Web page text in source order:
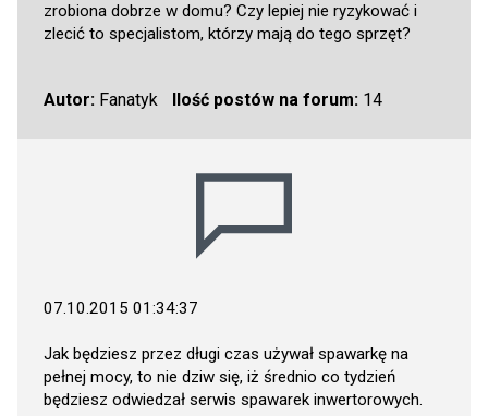
zrobiona dobrze w domu? Czy lepiej nie ryzykować i
zlecić to specjalistom, którzy mają do tego sprzęt?
Autor: Fanatyk Ilość postów na forum:14
07.10.2015 01:34:37
Jak będziesz przez długi czas używał spawarkę na
pełnej mocy, to nie dziw się, iż średnio co tydzień
będziesz odwiedzał serwis spawarek inwertorowych.